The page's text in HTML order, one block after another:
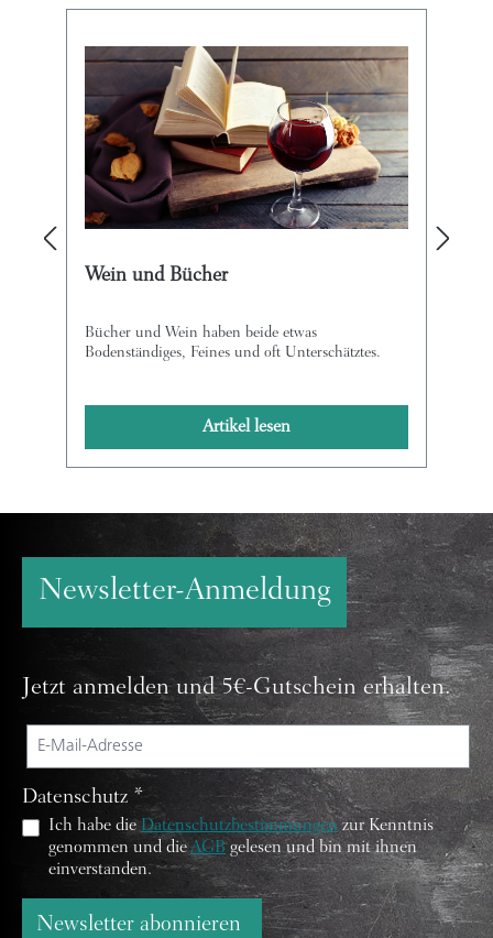
Wein und Bücher
Bücher und Wein haben beide etwas
Bodenständiges, Feines und oft Unterschätztes.
Artikel lesen
Newsletter-Anmeldung
Jetzt anmelden und 5€-Gutschein erhalten.
Datenschutz *
Ich habe dieDatenschutzbestimmungenzur Kenntnis
genommen und dieAGBgelesen und bin mit ihnen
einverstanden.
Newsletter abonnieren